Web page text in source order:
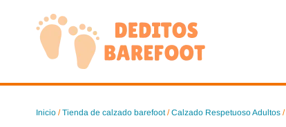
contenido
Inicio /Tienda de calzado barefoot/Calzado Respetuoso Adultos /